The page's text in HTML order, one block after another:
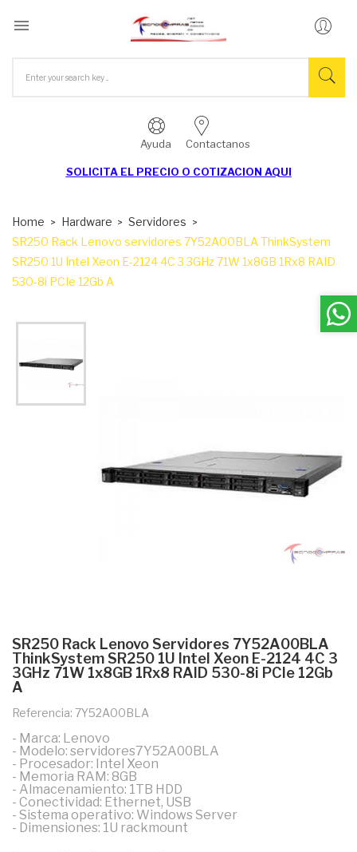

Ayuda Contactanos
SOLICITA EL PRECIO O COTIZACION AQUI
Home Hardware
Servidores
SR250 Rack Lenovo servidores 7Y52A00BLA ThinkSystem
SR250 1U Intel Xeon E-2124 4C 3 3GHz 71W 1x8GB 1Rx8 RAID
530-8i PCIe 12Gb A
SR250 Rack Lenovo Servidores 7Y52A00BLA
ThinkSystem SR250 1U Intel Xeon E-2124 4C 3
3GHz 71W 1x8GB 1Rx8 RAID 530-8i PCIe 12Gb
A
Referencia: 7Y52A00BLA
- Marca: Lenovo
- Modelo: servidores7Y52A00BLA
- Procesador: Intel Xeon
- Memoria RAM: 8GB
- Almacenamiento: 1TB HDD
- Conectividad: Ethernet, USB
- Sistema operativo: Windows Server
- Dimensiones: 1U rackmount